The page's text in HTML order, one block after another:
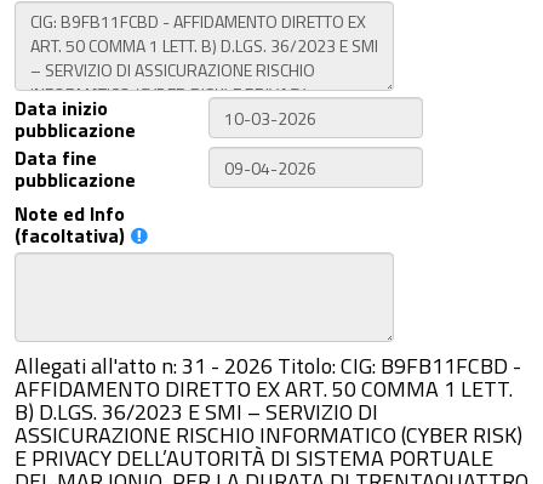
Data inizio
pubblicazione
Data fine
pubblicazione
Note ed Info
(facoltativa)
Allegati all'atto n: 31 - 2026 Titolo: CIG: B9FB11FCBD -
AFFIDAMENTO DIRETTO EX ART. 50 COMMA 1 LETT.
B) D.LGS. 36/2023 E SMI – SERVIZIO DI
ASSICURAZIONE RISCHIO INFORMATICO (CYBER RISK)
E PRIVACY DELL’AUTORITÀ DI SISTEMA PORTUALE